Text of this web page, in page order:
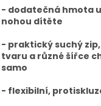
- dodatečná hmota
nohou dítěte
- praktický suchý
tvaru a různé šířce
samo
- flexibilní,